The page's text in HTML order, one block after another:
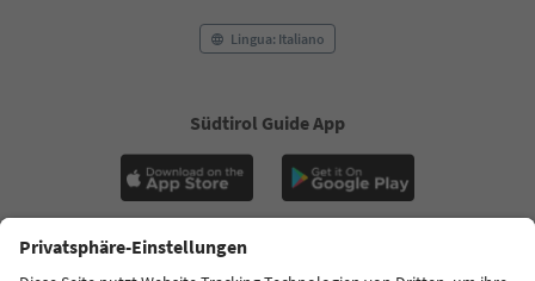
Lingua: Italiano
Südtirol Guide App